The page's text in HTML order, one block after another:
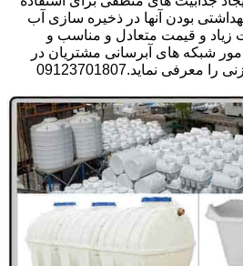
بودن آنها در ذخیره سازی آب
زیاد و قیمت متعادل و مناسب و
شبکه های آبرسانی مشتریان در
همه نقاط بزرگراه فتح مخازنی را معرفی نماید.09123701807